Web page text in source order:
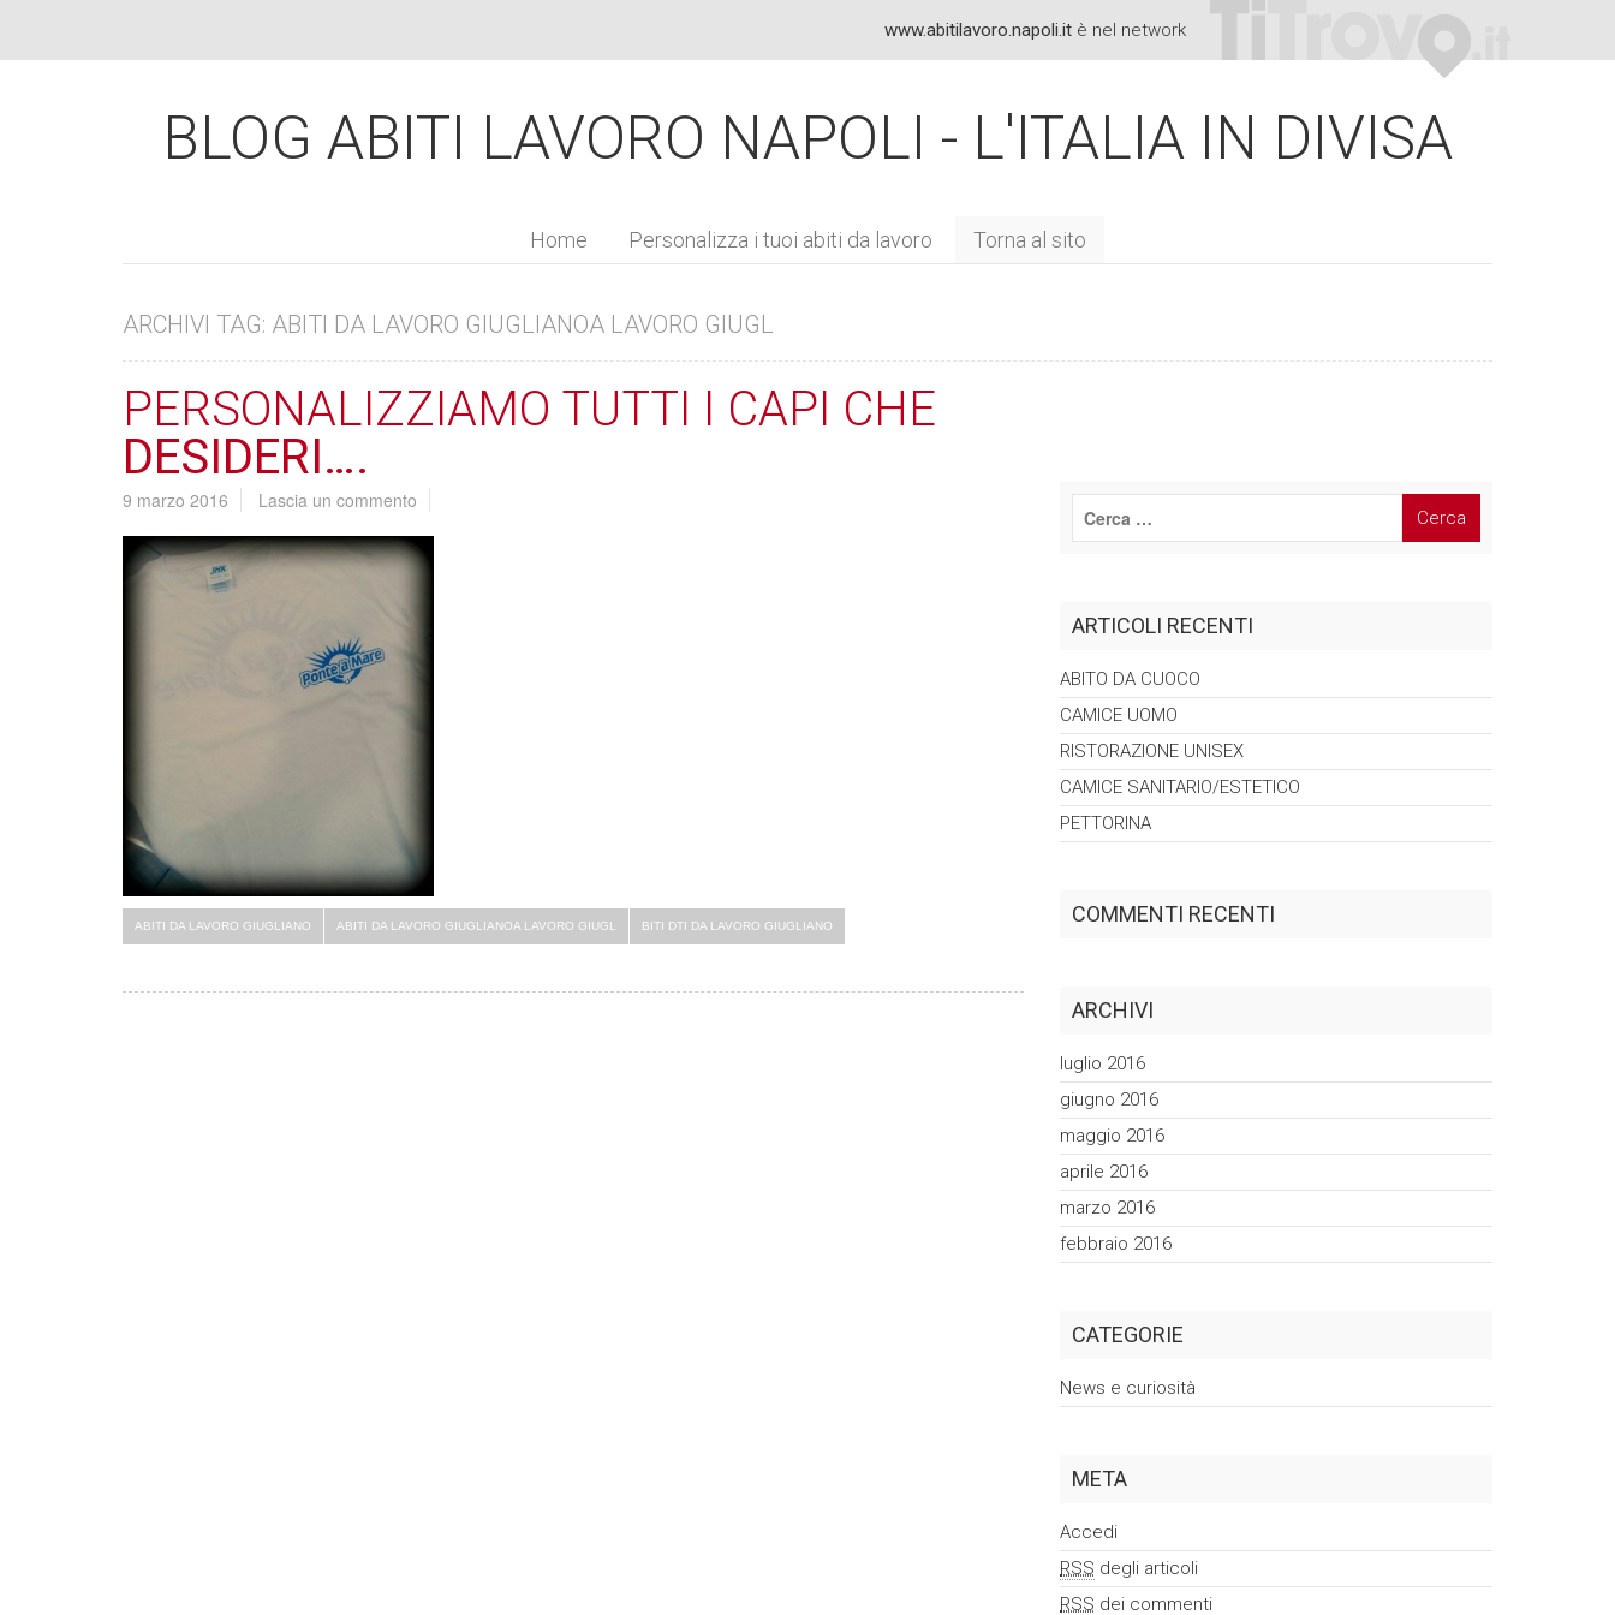
www.abitilavoro.napoli.it è nel network
BLOG ABITI LAVORO NAPOLI - L'ITALIA IN DIVISA
Home Personalizza i tuoi abiti da lavoro Torna al sito
ARCHIVI TAG: ABITI DA LAVORO GIUGLIANOA LAVORO GIUGL
PERSONALIZZIAMO TUTTI I CAPI CHE
DESIDERI….
9 marzo 2016 Lascia un commento
ABITI DA LAVORO GIUGLIANO ABITI DA LAVORO GIUGLIANOA LAVORO GIUGL BITI DTI DA LAVORO GIUGLIANO
ARTICOLI RECENTI
ABITO DA CUOCO
CAMICE UOMO
RISTORAZIONE UNISEX
CAMICE SANITARIO/ESTETICO
PETTORINA
COMMENTI RECENTI
ARCHIVI
luglio 2016
giugno 2016
maggio 2016
aprile 2016
marzo 2016
febbraio 2016
CATEGORIE
News e curiosità
META
Accedi
RSS degli articoli
RSS dei commenti